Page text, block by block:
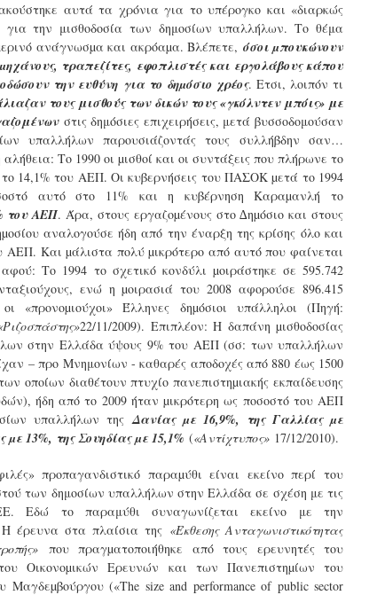
αυτά τα χρόνια για το υπέρογκο και «διαρκώς
για την μισθοδοσία των δημοσίων υπαλλήλων. Το θέμα
ανάγνωσµα και ακρόαµα. Βλέπετε, όσοι µπουκώνουν
τραπεζίτες, εφοπλιστές και εργολάβους κάπου
την ευθύνη για το δηµόσιο χρέος. Ετσι, λοιπόν τι
τους μισθούς των δικών τους «γκόλντεν μπόις» με
στις δημόσιες επιχειρήσεις, μετά βυσσοδομούσαν
υπαλλήλων παρουσιάζοντάς τους συλλήβδην σαν…
αλήθεια: Το 1990 οι µισθοί και οι συντάξεις που πλήρωνε το
14,1% του ΑΕΠ. Οι κυβερνήσεις του ΠΑΣΟΚ µετά το 1994
αυτό στο 11% και η κυβέρνηση Καραµανλή το
του ΑΕΠ. Άρα, στους εργαζοµένους στο ∆ηµόσιο και στους
αναλογούσε ήδη από την έναρξη της κρίσης όλο και
ΑΕΠ. Και µάλιστα πολύ µικρότερο από αυτό που φαίνεται
Το 1994 το σχετικό κονδύλι µοιράστηκε σε 595.742
ενώ η µοιρασιά του 2008 αφορούσε 896.415
«προνοµιούχοι» Έλληνες δηµόσιοι υπάλληλοι (Πηγή:
22/11/2009). Επιπλέον: Η δαπάνη µισθοδοσίας
στην Ελλάδα ύψους 9% του ΑΕΠ (σσ: των υπαλλήλων
– προ Μνημονίων - καθαρές αποδοχές από 880 έως 1500
οποίων διαθέτουν πτυχίο πανεπιστηµιακής εκπαίδευσης
ήδη από το 2009 ήταν µικρότερη ως ποσοστό του ΑΕΠ
υπαλλήλων τηςΔανίας µε 16,9%, της Γαλλίας µε
µε 13%, της Σουηδίας µε 15,1% («Αντίχτυπος» 17/12/2010).
προπαγανδιστικό παραµύθι είναι εκείνο περί του
των δημοσίων υπαλλήλων στην Ελλάδα σε σχέση με τις
Εδώ το παραμύθι συναγωνίζεται εκείνο με την
Η έρευνα στα πλαίσια της «Έκθεσης Ανταγωνιστικότητας
που πραγµατοποιήθηκε από τους ερευνητές του
Οικονοµικών Ερευνών και των Πανεπιστηµίων του
Μαγδεµβούργου («The size and performance of public sector
από το Τμήμα Δημοτικής Αστυνομίας σε συνεργασία
το Τμήμα Πρασίνου του Δήμου Σερρών.
Εγκύκλιος ΥΠ.ΕΣ. με θέμα: «Παροχή οδηγιών
αναφορικά με το πρόγραμμα εισαγωγικής
εκπαίδευσης των διορισθέντος Δημοτικών
Αστυνομικών της προκήρυξης 1K/2024» - Στα
τμήματα δοκιμων Αστυφυλάκων Νάουσας, Γρεβενων
και Μουζακίου το 2ο μέρος της Θεωρητικής
εκπαίδευσης 4/5 - 31/5
έκδοση εγκυκλιου οδηγιών σχετικά με το χρονοδιάγραμμα
(θεωρητικής και πρακτικής) των νεοδιορισθέντων
της προκήρυξης 1Κ/2024, προχώρησε Τμήμα Εποπτείας
Δυναμικού Δημοτικής Αστυνομίας, της Δ/νσης
Τοπ. Αυτοδιοίκησης, της Γενικής Γραμματείας
Διοίκησης του Υπ. Εσωτερικών.
Δημοσιέυθηκε στο ΦΕΚ Β' 1682/26-03-2026 η
Απόφαση 16458 με θέμα;: «Εισαγωγική Εκπαίδευση -
Επιμόρφωση του ειδικού ένστολου προσωπικού της
δημοτικής αστυνομίας»
στο ΦΕΚ Β' 1682/26-03-2026 η Aπόφαση 16458 με
«Εισαγωγική Εκπαίδευση - Επιμόρφωση του ειδικού
προσωπικού της δημοτικής αστυνομίας».
Φωτορεπορτάζ από τις ορκωμοσίες των
νεοπροσληφθέντων Δημοτιοκών Αστυνομικών
(ανανεώνεται συνεχώς)
δήμους της χώρας. Το Dimastin, αναζητεί σχετικό
υλικό στο διαδίκτυο και σας το παρουσιάζει σε
την ανάρτηση. Επίσης, σας καλούμε, αν διαπιστώσετε ότι
έχουν "ξεφύγει" ορκωμοσίες, μπορείτε να στέλνετε το
τους υλικό στο dimasthes@gmail.gr ώστε να το
εδώ, άμεσα.